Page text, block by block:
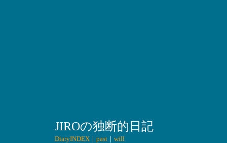
JIROの独断的日記
DiaryINDEX｜ past｜ will